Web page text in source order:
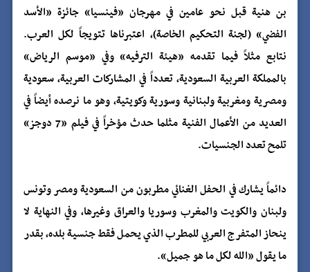
بن هنية قبل نحو عامين في مهرجان «فينسيا» جائزة «الأسد
الفضي» (لجنة التحكيم الخاصة)، اعتبرناها تتويجاً لكل العرب.
نتابع مثلاً فيما تقدمه «هيئة الترفيه» وفي «موسم الرياض»
بالمملكة العربية السعودية، تعدداً في المشاركات العربية، سعودية
ومصرية ومغربية ولبنانية وسورية وكويتية، وهو ما نرصده أيضاً في
العديد من الأعمال الفنية مثلما حدث مؤخراً في فيلم «7 دوجز»
تلمح تعدد الجنسيات.
دائماً يشارك في الحفل الغنائي مطربون من السعودية ومصر وتونس
ولبنان والكويت والمغرب وسوريا والعراق وغيرها، وفي النهاية لا
ينحاز المتفرج العربي للمطرب الذي يحمل فقط جنسية بلده، بقدر
ما يقول «الله لكل ما هو جميل».